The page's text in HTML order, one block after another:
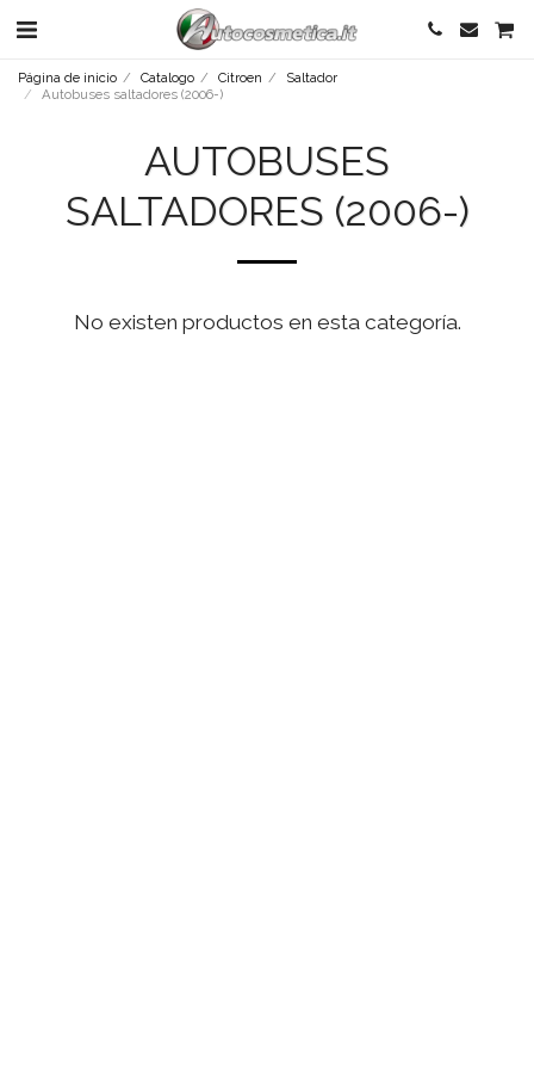
Página de inicio Catalogo Citroen
Saltador
Autobuses saltadores (2006-)
AUTOBUSES
SALTADORES (2006-)
No existen productos en esta categoría.